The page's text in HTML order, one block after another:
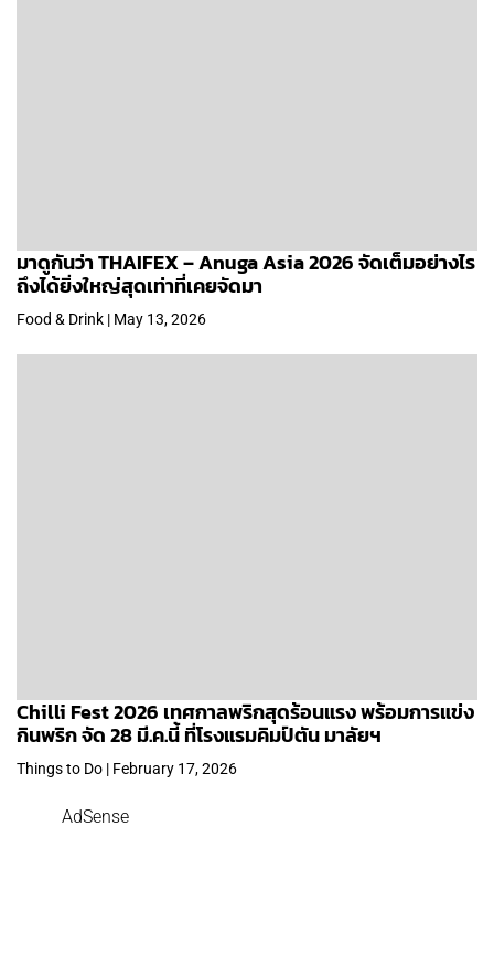
มาดูกันว่า THAIFEX – Anuga Asia 2026 จัดเต็มอย่างไร
ถึงได้ยิ่งใหญ่สุดเท่าที่เคยจัดมา
Food & Drink | May 13, 2026
Chilli Fest 2026 เทศกาลพริกสุดร้อนแรง พร้อมการแข่ง
กินพริก จัด 28 มี.ค.นี้ ที่โรงแรมคิมป์ตัน มาลัยฯ
Things to Do | February 17, 2026
AdSense